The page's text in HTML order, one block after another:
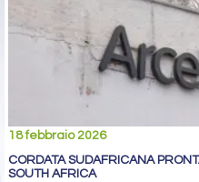
18 febbraio 2026
CORDATA SUDAFRICANA
SOUTH AFRICA